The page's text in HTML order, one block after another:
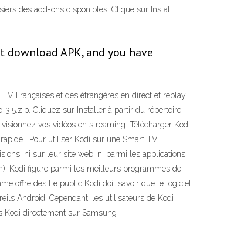
des add-ons disponibles. Clique sur Install
APK, and you have
Françaises et des étrangères en direct et replay
Cliquez sur Installer à partir du répertoire.
vos vidéos en streaming. Télécharger Kodi
! Pour utiliser Kodi sur une Smart TV
ni sur leur site web, ni parmi les applications
Kodi figure parmi les meilleurs programmes de
offre des Le public Kodi doit savoir que le logiciel
Android. Cependant, les utilisateurs de Kodi
Kodi directement sur Samsung